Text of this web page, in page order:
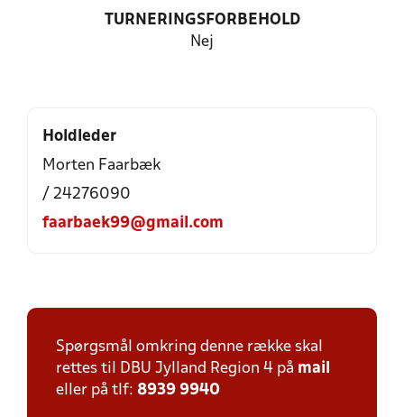
TURNERINGSFORBEHOLD
Nej
Holdleder
Morten Faarbæk
/ 24276090
faarbaek99@gmail.com
Spørgsmål omkring denne række skal
rettes til DBU Jylland Region 4 på mail
eller på tlf: 8939 9940